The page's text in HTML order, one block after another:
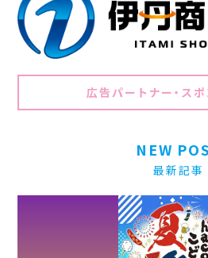
広告パートナー・ス
NEW
最新記事